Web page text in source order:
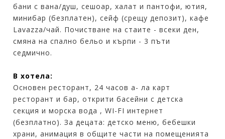
бани с вана/душ, сешоар, халат и пантофи, ютия,
минибар (безплатен), сейф (срещу депозит), кафе
Lavazza/чай. Почистване на стаите - всеки ден,
смяна на спално бельо и кърпи - 3 пъти
седмично.
В хотела:
Основен ресторант, 24 часов а- ла карт
ресторант и бар, открити басейни с детска
секция и морска вода , WI-FI интернет
(безплaтно). За децата: детско меню, бебешки
храни, анимация в общите части на помещенията